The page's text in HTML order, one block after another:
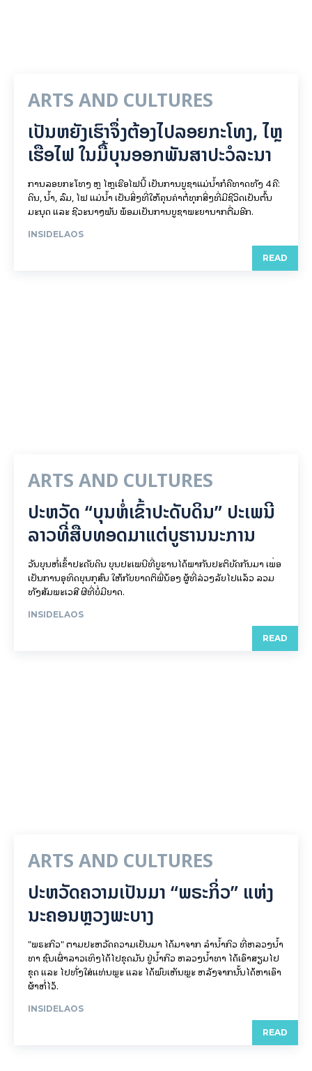
ARTS AND CULTURES
ເປັນ​ຫຍັງ​ເຮົາ​ຈຶ່ງ​ຕ້ອງ​ໄປລອຍ​ກະ​ໂທງ, ໄຫຼ​
ເຮືອ​ໄຟ ໃນ​ມື້​​ບຸນ​ອອກ​ພັນ​ສາ​ປະ​ວໍ​ລະ​ນາ
ການລອຍ​ກະ​ໂທງ ຫຼື ໄຫຼເຮືອໄຟນີ້ ເປັນການບູຊາແມ່ນໍ້າກໍຄືທາດທັງ 4 ຄື:
ດິນ, ນໍ້າ, ລົມ, ໄຟ ແມ່ນໍ້າ ເປັນສິ່ງທີ່ໃຫ້ຄຸນຄ່າຕໍ່ທຸກສິ່ງທີ່ມີຊີວິດເປັນຕົ້ນ
ມະນຸດ ແລະ ຊີວະນາໆພັນ ພ້ອມເປັນການບູຊາພະຍານາກຕື່ມອີກ.
INSIDELAOS
READ
ARTS AND CULTURES
ປະຫວັດ “ບຸນຫໍ່ເຂົ້າປະດັບດິນ” ປະເພນີ
ລາວທີ່ສືບທອດມາແຕ່ບູຮານນະການ
ວັນບຸນຫໍ່ເຂົ້າປະດັບດິນ ບຸນປະເພນີທີ່ບູຮານໄດ້ພາກັນປະຕິບັດກັນມາ ເພື່ອ
ເປັນການອຸທິດບຸນກຸສົນ ໃຫ້ກັບຍາດຕິພີ່ນ້ອງ ຜູ້ທີ່ລ່ວງລັບໄປແລ້ວ ລວມ
ທັງສັມພະເວສີ ຜີທີ່ບໍ່ມີຍາດ.
INSIDELAOS
READ
ARTS AND CULTURES
ປະຫວັດຄວາມເປັນມາ “ພຣະກິ່ວ” ແຫ່ງ
ນະຄອນຫຼວງພະບາງ
"ພຣະກິວ" ຕາມປະຫວັດຄວາມເປັນມາ ໄດ້ມາຈາກ ລຳນ້ຳກິວ ທີ່ຫລວງນ້ຳ
ທາ ຊົນເຜົ່າລາວເທິງໄດ້ໄປຂຸດມັນ ຢູ່ນ້ຳກິວ ຫລວງນ້ຳທາ ໄດ້ເອົາສຽມໄປ
ຂຸດ ແລະ ໄປທັ່ງໃສ່ແທ່ນພຼະ ແລະ ໄດ້ພົບເຫັນພຼະ ຫລັງຈາກນັ້ນໄດ້ຫາເອົາ
ຜ້າຫໍ່ໄວ້.
INSIDELAOS
READ